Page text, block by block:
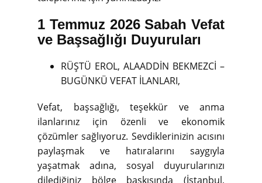
1 Temmuz 2026 Sabah Vefat
ve Başsağlığı Duyuruları
RÜŞTÜ EROL, ALAADDİN BEKMEZCİ –
BUGÜNKÜ VEFAT İLANLARI,
Vefat, başsağlığı, teşekkür ve anma
ilanlarınız için özenli ve ekonomik
çözümler sağlıyoruz. Sevdiklerinizin acısını
paylaşmak ve hatıralarını saygıyla
yaşatmak adına, sosyal duyurularınızı
dilediğiniz bölge baskısında (İstanbul,